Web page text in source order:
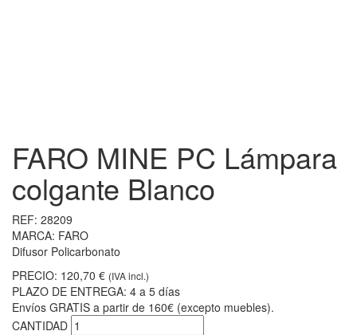
FARO MINE PC Lámpara
colgante Blanco
REF: 28209
MARCA: FARO
Difusor Policarbonato
PRECIO: 120,70 € (IVA incl.)
PLAZO DE ENTREGA: 4 a 5 días
Envíos GRATIS a partir de 160€ (excepto muebles).
CANTIDAD